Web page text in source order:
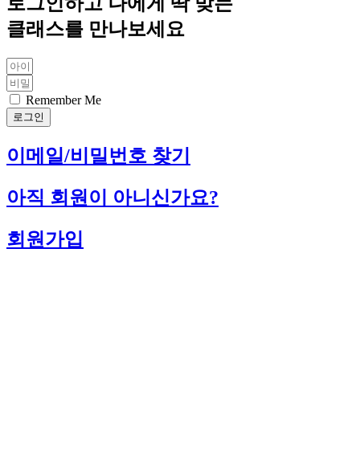
클래스를 만나보세요
Remember Me
로그인
이메일/비밀번호 찾기
아직 회원이 아니신가요?
회원가입